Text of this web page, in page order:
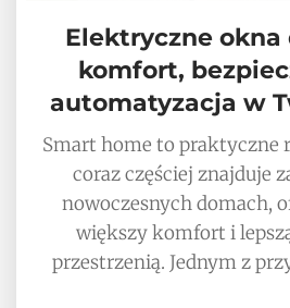
Elektryczne okna
komfort,
automatyzacja w
Smart home to praktyczne
coraz częściej znajduje
nowoczesnych domach,
większy komfort i
przestrzenią. Jednym z